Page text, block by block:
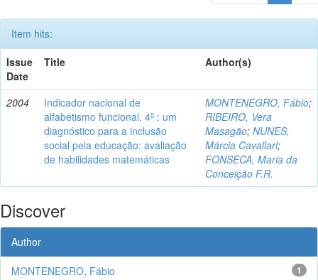
Item hits:
Issue
Date
Title Author(s)
2004
Indicador nacional de
alfabetismo funcional, 4º : um
diagnóstico para a inclusão
social pela educação: avaliação
de habilidades matemáticas
MONTENEGRO, Fábio;
RIBEIRO, Vera
Masagão; NUNES,
Márcia Cavallari;
FONSECA, Maria da
Conceição F.R.
Discover
Author
1
MONTENEGRO, Fábio